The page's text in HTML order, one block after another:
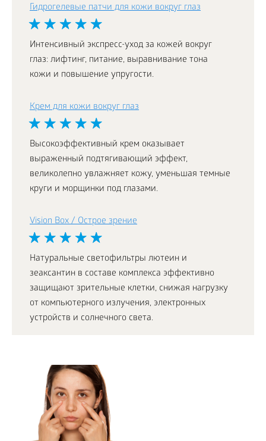
Гидрогелевые патчи для кожи вокруг глаз
Интенсивный экспресс-уход за кожей вокруг
глаз: лифтинг, питание, выравнивание тона
кожи и повышение упругости.
Крем для кожи вокруг глаз
Высокоэффективный крем оказывает
выраженный подтягивающий эффект,
великолепно увлажняет кожу, уменьшая темные
круги и морщинки под глазами.
Vision Box / Острое зрение
Натуральные светофильтры лютеин и
зеаксантин в составе комплекса эффективно
защищают зрительные клетки, снижая нагрузку
от компьютерного излучения, электронных
устройств и солнечного света.